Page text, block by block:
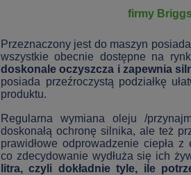
firmy
Przeznaczony jest do maszyn
wszystkie obecnie dostępne na
doskonale oczyszcza i zapewnia
posiada przeźroczystą podziałkę
produktu.
Regularna wymiana oleju /
doskonałą ochronę silnika, ale też
prawidłowe odprowadzenie ciepła
co zdecydowanie wydłuża się ich
litra, czyli dokładnie tyle, ile